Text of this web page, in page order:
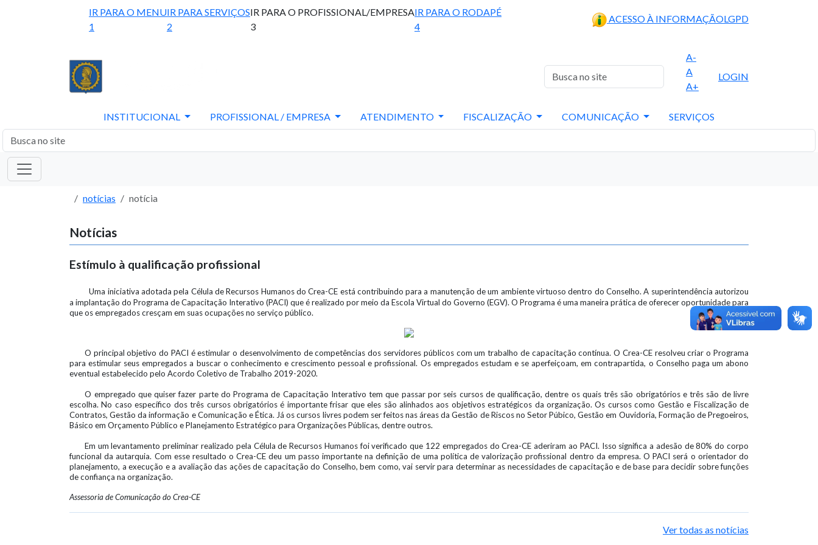
IR PARA O MENU
1
IR PARA SERVIÇOS
2
IR PARA O PROFISSIONAL/EMPRESA
3
IR PARA O RODAPÉ
4
ACESSO À INFORMAÇÃOLGPD
A-
A
A+
LOGIN
INSTITUCIONAL PROFISSIONAL / EMPRESA ATENDIMENTO FISCALIZAÇÃO COMUNICAÇÃO SERVIÇOS
notícias notícia
Notícias
Estímulo à qualificação profissional
Uma iniciativa adotada pela Célula de Recursos Humanos do Crea-CE está contribuindo para a manutenção de um ambiente virtuoso dentro do Conselho. A superintendência autorizou
a implantação do Programa de Capacitação Interativo (PACI) que é realizado por meio da Escola Virtual do Governo (EGV). O Programa é uma maneira prática de oferecer oportunidade para
que os empregados cresçam em suas ocupações no serviço público.
O principal objetivo do PACI é estimular o desenvolvimento de competências dos servidores públicos com um trabalho de capacitação contínua. O Crea-CE resolveu criar o Programa
para estimular seus empregados a buscar o conhecimento e crescimento pessoal e profissional. Os empregados estudam e se aperfeiçoam, em contrapartida, o Conselho paga um abono
eventual estabelecido pelo Acordo Coletivo de Trabalho 2019-2020.
O empregado que quiser fazer parte do Programa de Capacitação Interativo tem que passar por seis cursos de qualificação, dentre os quais três são obrigatórios e três são de livre
escolha. No caso específico dos três cursos obrigatórios é importante frisar que eles são alinhados aos objetivos estratégicos da organização. Os cursos como Gestão e Fiscalização de
Contratos, Gestão da informação e Comunicação e Ética. Já os cursos livres podem ser feitos nas áreas da Gestão de Riscos no Setor Púbico, Gestão em Ouvidoria, Formação de Pregoeiros,
Básico em Orçamento Público e Planejamento Estratégico para Organizações Públicas, dentre outros.
Em um levantamento preliminar realizado pela Célula de Recursos Humanos foi verificado que 122 empregados do Crea-CE aderiram ao PACI. Isso significa a adesão de 80% do corpo
funcional da autarquia. Com esse resultado o Crea-CE deu um passo importante na definição de uma política de valorização profissional dentro da empresa. O PACI será o orientador do
planejamento, a execução e a avaliação das ações de capacitação do Conselho, bem como, vai servir para determinar as necessidades de capacitação e de base para decidir sobre funções
de confiança na organização.
Assessoria de Comunicação do Crea-CE
Ver todas as notícias